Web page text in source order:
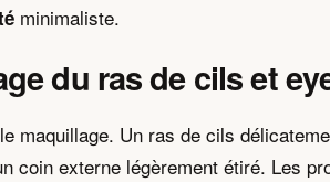
minimaliste.
du ras de cils et
maquillage. Un ras de cils
coin externe légèrement étiré. Les